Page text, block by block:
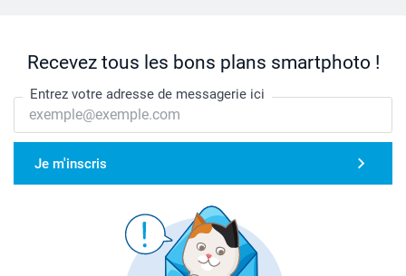
Recevez tous les bons plans smartphoto !
Entrez votre adresse de messagerie ici
Je m'inscris